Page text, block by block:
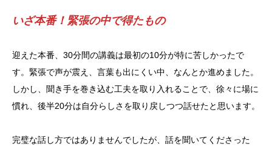
いざ本番！緊張の中で得たもの
迎えた本番、30分間の講義は最初の10分が特に苦しかったで
す。緊張で声が震え、言葉も出にくい中、なんとか進めました。
しかし、聞き手を巻き込む工夫を取り入れることで、徐々に場に
慣れ、後半20分は自分らしさを取り戻しつつ話せたと思います。
完璧な話し方ではありませんでしたが、話を聞いてくださった